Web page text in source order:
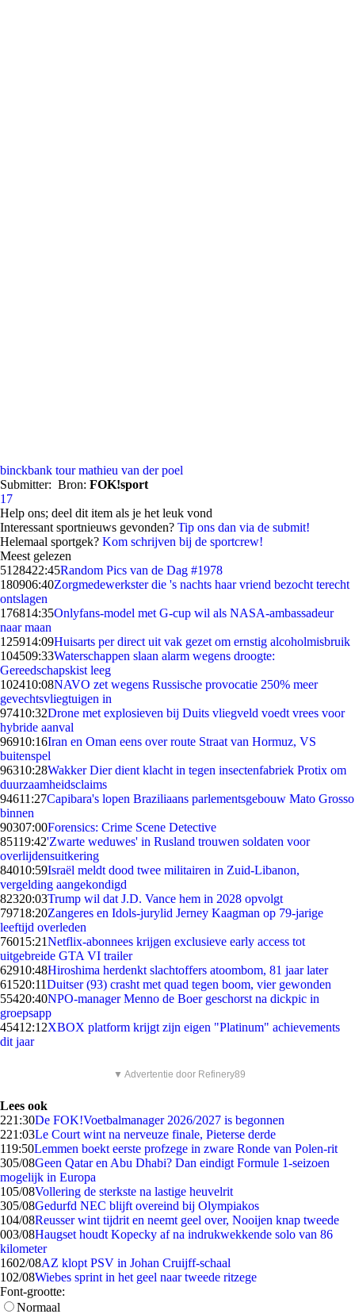
binckbank tour mathieu van der poel
Submitter: Bron: FOK!sport
17
Help ons; deel dit item als je het leuk vond
Interessant sportnieuws gevonden? Tip ons dan via de submit!
Helemaal sportgek? Kom schrijven bij de sportcrew!
Meest gelezen
5128422:45Random Pics van de Dag #1978
180906:40Zorgmedewerkster die 's nachts haar vriend bezocht terecht
ontslagen
176814:35Onlyfans-model met G-cup wil als NASA-ambassadeur
naar maan
125914:09Huisarts per direct uit vak gezet om ernstig alcoholmisbruik
104509:33Waterschappen slaan alarm wegens droogte:
Gereedschapskist leeg
102410:08NAVO zet wegens Russische provocatie 250% meer
gevechtsvliegtuigen in
97410:32Drone met explosieven bij Duits vliegveld voedt vrees voor
hybride aanval
96910:16Iran en Oman eens over route Straat van Hormuz, VS
buitenspel
96310:28Wakker Dier dient klacht in tegen insectenfabriek Protix om
duurzaamheidsclaims
94611:27Capibara's lopen Braziliaans parlementsgebouw Mato Grosso
binnen
90307:00Forensics: Crime Scene Detective
85119:42'Zwarte weduwes' in Rusland trouwen soldaten voor
overlijdensuitkering
84010:59Israël meldt dood twee militairen in Zuid-Libanon,
vergelding aangekondigd
82320:03Trump wil dat J.D. Vance hem in 2028 opvolgt
79718:20Zangeres en Idols-jurylid Jerney Kaagman op 79-jarige
leeftijd overleden
76015:21Netflix-abonnees krijgen exclusieve early access tot
uitgebreide GTA VI trailer
62910:48Hiroshima herdenkt slachtoffers atoombom, 81 jaar later
61520:11Duitser (93) crasht met quad tegen boom, vier gewonden
55420:40NPO-manager Menno de Boer geschorst na dickpic in
groepsapp
45412:12XBOX platform krijgt zijn eigen "Platinum" achievements
dit jaar
▼ Advertentie door Refinery89
Lees ook
221:30De FOK!Voetbalmanager 2026/2027 is begonnen
221:03Le Court wint na nerveuze finale, Pieterse derde
119:50Lemmen boekt eerste profzege in zware Ronde van Polen-rit
305/08Geen Qatar en Abu Dhabi? Dan eindigt Formule 1-seizoen
mogelijk in Europa
105/08Vollering de sterkste na lastige heuvelrit
305/08Gedurfd NEC blijft overeind bij Olympiakos
104/08Reusser wint tijdrit en neemt geel over, Nooijen knap tweede
003/08Haugset houdt Kopecky af na indrukwekkende solo van 86
kilometer
1602/08AZ klopt PSV in Johan Cruijff-schaal
102/08Wiebes sprint in het geel naar tweede ritzege
Font-grootte:
Normaal